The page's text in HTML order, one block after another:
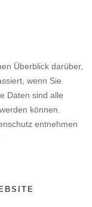
Überblick darüber,
wenn Sie
Daten sind alle
können.
entnehmen